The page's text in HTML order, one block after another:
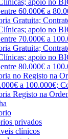
60.000€ a
Gratuita;
apoio no
70.000€ a
Gratuita;
apoio no
80.000€ a
no Registo na
a 100.000€;
Registo na
privados
clínicos